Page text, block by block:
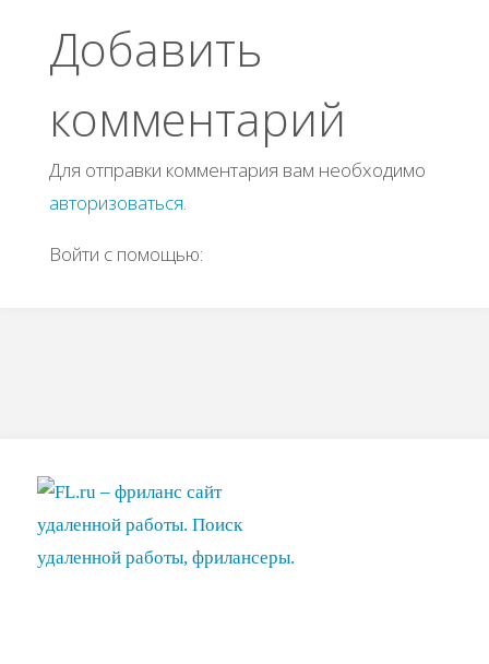
Добавить
комментарий
Для отправки комментария вам необходимо
авторизоваться.
Войти с помощью: